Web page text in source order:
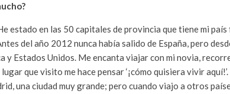
estado en las 50 capitales de provincia que tiene mi
del año 2012 nunca había salido de España, pero
y Estados Unidos. Me encanta viajar con mi novia,
que visito me hace pensar ‘¡cómo quisiera vivir
una ciudad muy grande; pero cuando viajo a otros